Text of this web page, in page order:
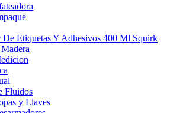
De Etiquetas Y Adhesivos 400 Ml Squirk
Fluidos
y Llaves